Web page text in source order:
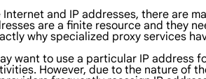
and IP addresses, there are
are a finite resource and they
why specialized proxy services
want to use a particular IP
However, due to the nature of